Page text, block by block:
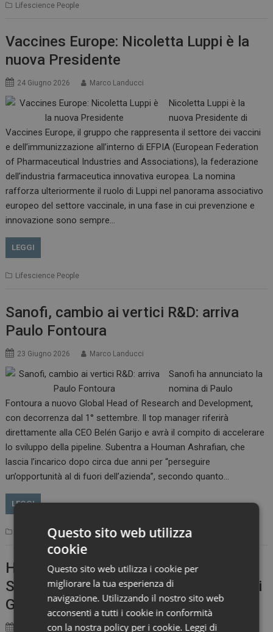
Lifescience People
Vaccines Europe: Nicoletta Luppi è la
nuova Presidente
24 Giugno 2026 Marco Landucci
Nicoletta Luppi è la
nuova Presidente di
Vaccines Europe, il gruppo che rappresenta il settore dei vaccini
e dell’immunizzazione all’interno di EFPIA (European Federation
of Pharmaceutical Industries and Associations), la federazione
dell’industria farmaceutica innovativa europea. La nomina
rafforza ulteriormente il ruolo di Luppi nel panorama associativo
europeo del settore vaccinale, in una fase in cui prevenzione e
innovazione sono sempre…
LEGGI
Lifescience People
Sanofi, cambio ai vertici R&D: arriva
Paulo Fontoura
23 Giugno 2026 Marco Landucci
Sanofi ha annunciato la
nomina di Paulo
Fontoura a nuovo Global Head of Research and Development,
con decorrenza dal 1° settembre. Il top manager riferirà
direttamente alla CEO Belén Garijo e avrà il compito di accelerare
lo sviluppo della pipeline. Subentra a Houman Ashrafian, che
lascia l’incarico dopo circa due anni per “perseguire
un’opportunità al di fuori dell’azienda”, secondo quanto…
LEGGI
Lifescience People
Haleon: Marco Dorigo nuovo GM
Southern Europe e Italia, Davide Fanelli
Global Head of Commercial Excellence
22 Giugno 2026 Marco Landucci
Questo sito web utilizza
cookie
Questo sito web utilizza i cookie per
migliorare la tua esperienza di
navigazione. Utilizzando il nostro sito web
acconsenti a tutti i cookie in conformità
con la nostra policy per i cookie. Leggi di